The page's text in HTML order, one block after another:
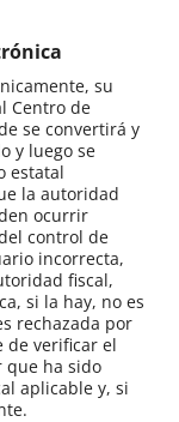
su
Centro de
se convertirá y
y luego se
estatal
la autoridad
ocurrir
control de
incorrecta,
fiscal,
si la hay, no es
rechazada por
de verificar el
que ha sido
aplicable y, si